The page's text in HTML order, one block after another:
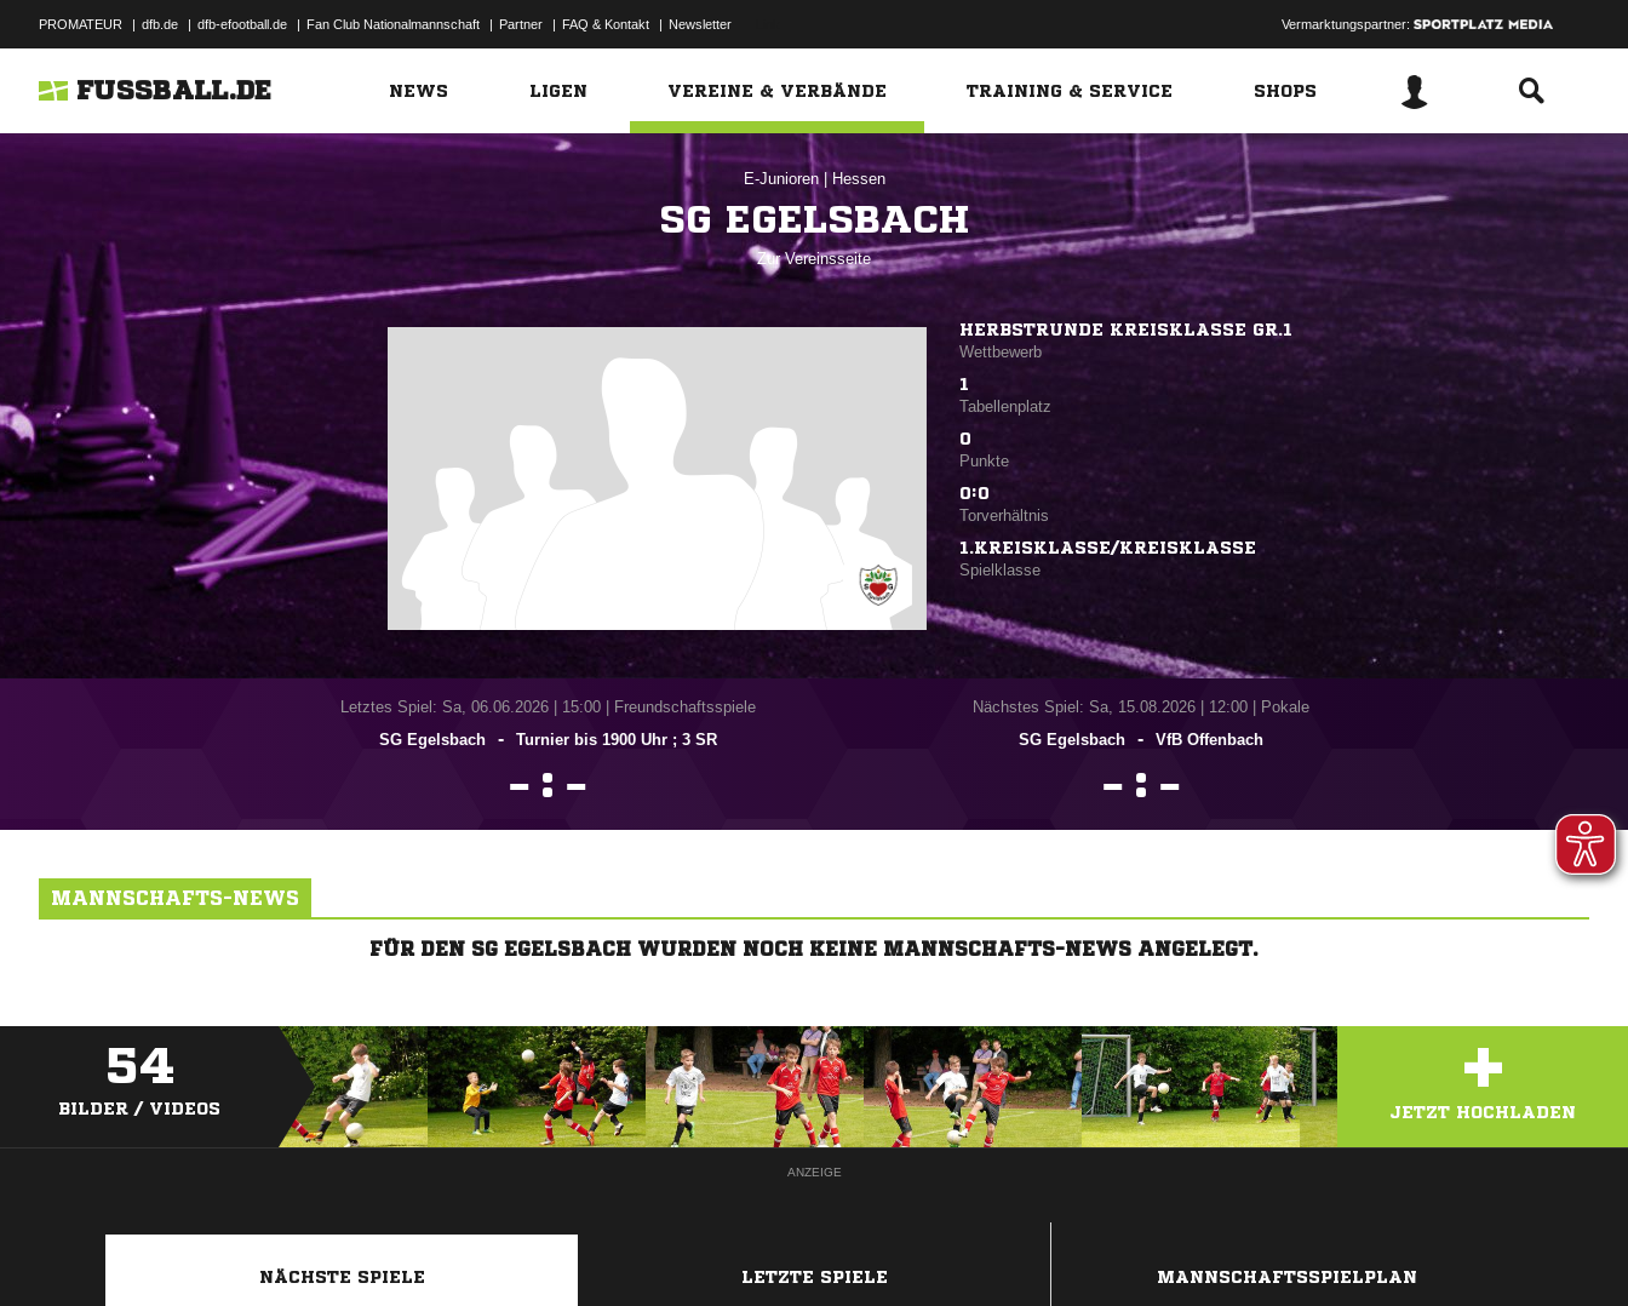
PROMATEUR | dfb.de | dfb-efootball.de | Fan Club Nationalmannschaft | Partner | FAQ & Kontakt | Newsletter Vermarktungspartner:
FUSSBALL.DE NEWS LIGEN VEREINE & VERBÄNDE TRAINING & SERVICE SHOPS
E-Junioren | Hessen
SG EGELSBACH
Zur Vereinsseite
HERBSTRUNDE KREISKLASSE GR.1
Wettbewerb
1
Tabellenplatz
0
Punkte
0:0
Torverhältnis
1.KREISKLASSE/KREISKLASSE
Spielklasse
Letztes Spiel: Sa, 06.06.2026| 15:00 | Freundschaftsspiele
SG Egelsbach
- Turnier bis 1900 Uhr ; 3 SR
 : 
Nächstes Spiel: Sa, 15.08.2026
12:00 | Pokale
SG Egelsbach
- VfB Offenbach
 : 
MANNSCHAFTS-NEWS
FÜR DEN SG EGELSBACH WURDEN NOCH KEINE MANNSCHAFTS-NEWS ANGELEGT.
54
BILDER / VIDEOS +
JETZT HOCHLADEN
ANZEIGE
NÄCHSTE SPIELE LETZTE SPIELE MANNSCHAFTSSPIELPLAN